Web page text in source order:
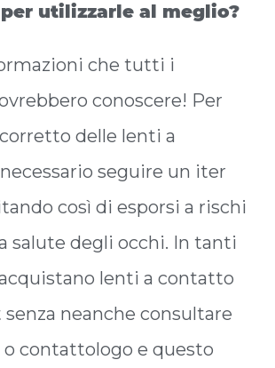
utilizzarle al meglio?
che tutti i
conoscere! Per
delle lenti a
seguire un iter
così di esporsi a rischi
salute degli occhi. In tanti
lenti a contatto
neanche consultare
contattologo e questo